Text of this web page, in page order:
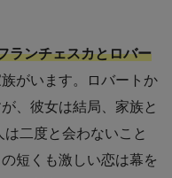
ランチェスカとロバー
がいます。ロバートか
、彼女は結局、家族と
二度と会わないこと
短くも激しい恋は幕を